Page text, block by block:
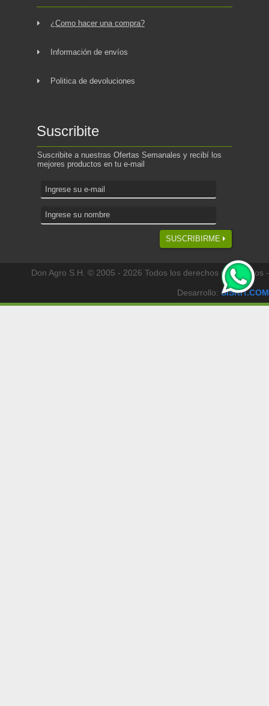
¿Como hacer una compra?
Información de envíos
Politica de devoluciones
Suscribite
Suscribite a nuestras Ofertas Semanales y recibí los
mejores productos en tu e-mail
SUSCRIBIRME
Don Agro S.H. © 2005 - 2026 Todos los derechos reservados -
Desarrollo: SISKIT.COM